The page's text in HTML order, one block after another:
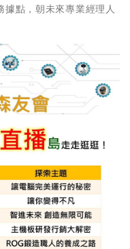
點，朝未來專業經理人